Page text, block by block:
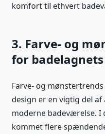
komfort til ethvert
3. Farve- og
for
Farve- og
design er en vigtig del
moderne badeværelse. I
kommet flere